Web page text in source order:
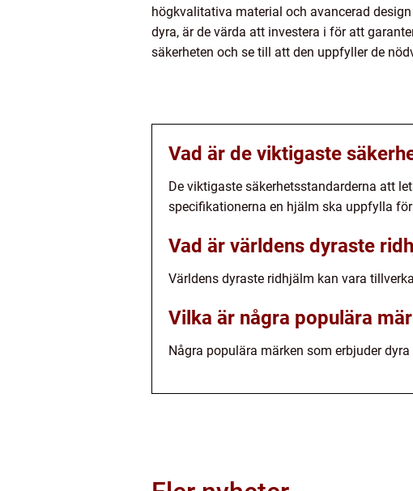
högkvalitativa material och avancerad
dyra, är de värda att investera i för att
säkerheten och se till att den uppfyller de
Vad är de viktigaste
De viktigaste säkerhetsstandarderna att
specifikationerna en hjälm ska uppfylla
Vad är världens dyraste
Världens dyraste ridhjälm kan vara
Vilka är några populära
Några populära märken som erbjuder